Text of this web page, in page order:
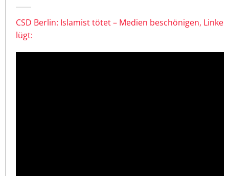
CSD Berlin: Islamist tötet – Medien beschönigen, Linke
lügt: